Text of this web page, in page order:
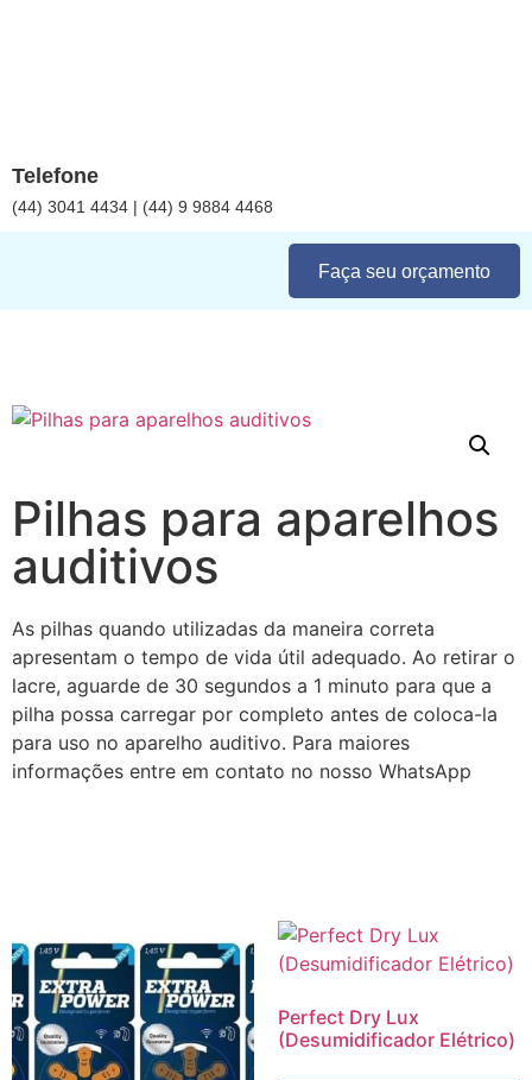
Telefone
(44) 3041 4434 | (44) 9 9884 4468
Faça seu orçamento
Pilhas para aparelhos
auditivos
As pilhas quando utilizadas da maneira correta
apresentam o tempo de vida útil adequado. Ao retirar o
lacre, aguarde de 30 segundos a 1 minuto para que a
pilha possa carregar por completo antes de coloca-la
para uso no aparelho auditivo. Para maiores
informações entre em contato no nosso WhatsApp
Perfect Dry Lux
(Desumidificador Elétrico)